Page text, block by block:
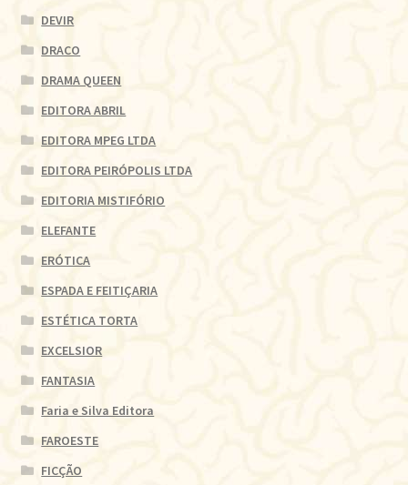
DEVIR
DRACO
DRAMA QUEEN
EDITORA ABRIL
EDITORA MPEG LTDA
EDITORA PEIRÓPOLIS LTDA
EDITORIA MISTIFÓRIO
ELEFANTE
ERÓTICA
ESPADA E FEITIÇARIA
ESTÉTICA TORTA
EXCELSIOR
FANTASIA
Faria e Silva Editora
FAROESTE
FICÇÃO